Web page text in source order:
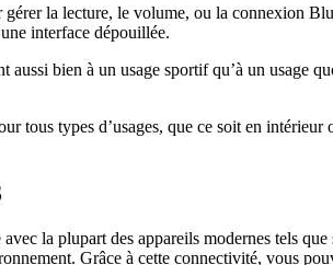
la lecture, le volume, ou la connexion
interface dépouillée.
bien à un usage sportif qu’à un usage
types d’usages, que ce soit en intérieur
la plupart des appareils modernes tels
Grâce à cette connectivité, vous